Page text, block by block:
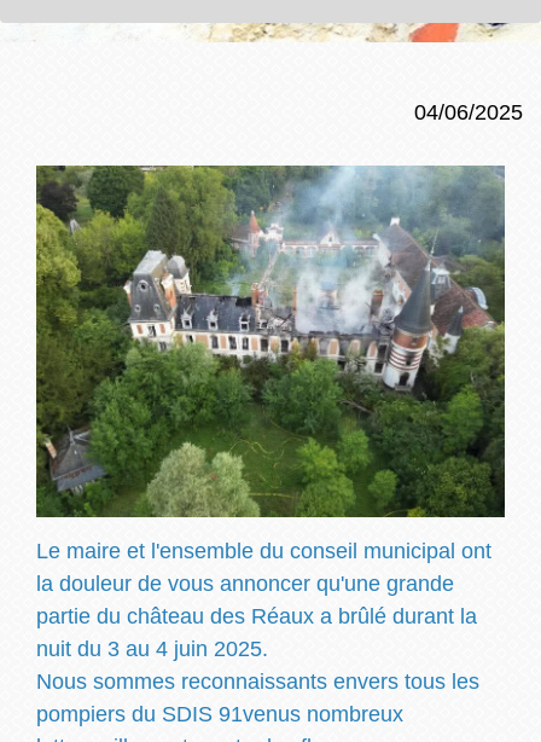
04/06/2025
Le maire et l'ensemble du conseil municipal ont
la douleur de vous annoncer qu'une grande
partie du château des Réaux a brûlé durant la
nuit du 3 au 4 juin 2025.
Nous sommes reconnaissants envers tous les
pompiers du SDIS 91venus nombreux